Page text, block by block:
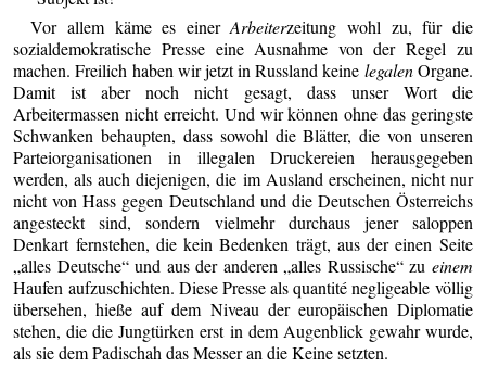
Vor allem käme es einerArbeiterzeitung wohl zu, für die
sozialdemokratische Presse eine Ausnahme von der Regel zu
machen. Freilich haben wir jetzt in Russland keine legalenOrgane.
Damit ist aber noch nicht gesagt, dass unser Wort die
Arbeitermassen nicht erreicht. Und wir können ohne das geringste
Schwanken behaupten, dass sowohl die Blätter, die von unseren
Parteiorganisationen in illegalen Druckereien herausgegeben
werden, als auch diejenigen, die im Ausland erscheinen, nicht nur
nicht von Hass gegen Deutschland und die Deutschen Österreichs
angesteckt sind, sondern vielmehr durchaus jener saloppen
Denkart fernstehen, die kein Bedenken trägt, aus der einen Seite
„alles Deutsche“ und aus der anderen „alles Russische“ zu einem
Haufen aufzuschichten. Diese Presse als quantité negligeable völlig
übersehen, hieße auf dem Niveau der europäischen Diplomatie
stehen, die die Jungtürken erst in dem Augenblick gewahr wurde,
als sie dem Padischah das Messer an die Keine setzten.